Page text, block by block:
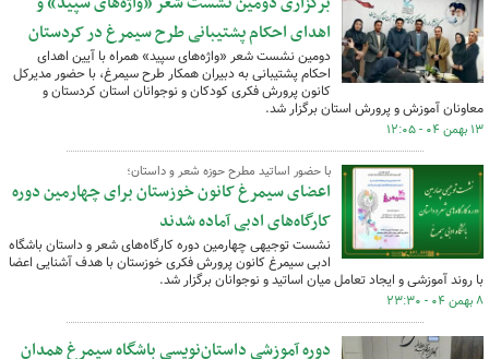
اهدای احکام پشتیبانی طرح سیمرغ در کردستان
دومین نشست شعر «واژه‌های سپید» همراه با آیین اهدای
احکام پشتیبانی به دبیران همکار طرح سیمرغ، با حضور مدیرکل
کانون پرورش فکری کودکان و نوجوانان استان کردستان و
معاونان آموزش و پرورش استان برگزار شد.
۱۳ بهمن ۰۴ - ۱۲:۰۵
با حضور اساتید مطرح حوزه شعر و داستان؛
اعضای سیمرغ کانون خوزستان برای چهارمین دوره
کارگاه‌های ادبی آماده شدند
نشست توجیهی چهارمین دوره کارگاه‌های شعر و داستان باشگاه
ادبی سیمرغ کانون پرورش فکری خوزستان با هدف آشنایی اعضا
با روند آموزشی و ایجاد تعامل میان اساتید و نوجوانان برگزار شد.
۸ بهمن ۰۴ - ۲۳:۳۰
دوره آموزشی داستان‌نویسی باشگاه سیمرغ همدان